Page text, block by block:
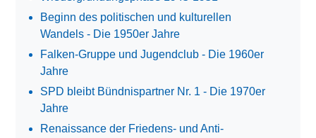
Beginn des politischen und kulturellen
Wandels - Die 1950er Jahre
Falken-Gruppe und Jugendclub - Die 1960er
Jahre
SPD bleibt Bündnispartner Nr. 1 - Die 1970er
Jahre
Renaissance der Friedens- und Anti-